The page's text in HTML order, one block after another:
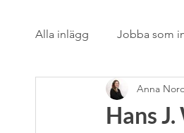
Alla inlägg Jobba som
Rörstrand
Hans
Anna